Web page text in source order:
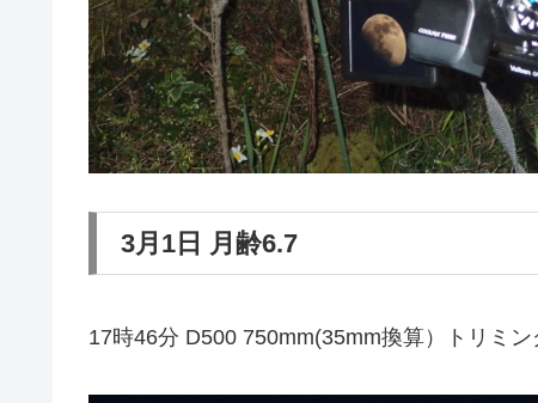
3月1日 月齢6.7
17時46分 D500 750mm(35mm換算）トリミ